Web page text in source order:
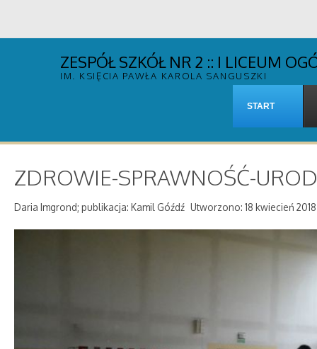
ZESPÓŁ SZKÓŁ NR 2 :: I LICEUM
IM. KSIĘCIA PAWŁA KAROLA SANGUSZKI
START
ZDROWIE-SPRAWNOŚĆ-
Daria Imgrond; publikacja: Kamil Góźdź Utworzono: 18 kwiecień 2018